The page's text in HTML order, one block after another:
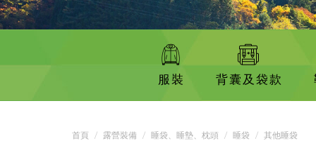
服裝 背囊及袋款
首頁 露營裝備 睡袋、睡墊、枕頭 睡袋 其他睡袋